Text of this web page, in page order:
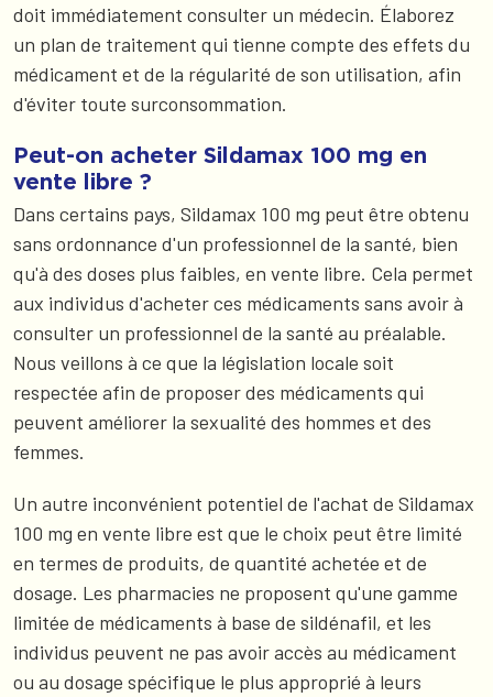
doit immédiatement consulter un médecin. Élaborez
un plan de traitement qui tienne compte des effets du
médicament et de la régularité de son utilisation, afin
d'éviter toute surconsommation.
Peut-on acheter Sildamax 100 mg en
vente libre ?
Dans certains pays, Sildamax 100 mg peut être obtenu
sans ordonnance d'un professionnel de la santé, bien
qu'à des doses plus faibles, en vente libre. Cela permet
aux individus d'acheter ces médicaments sans avoir à
consulter un professionnel de la santé au préalable.
Nous veillons à ce que la législation locale soit
respectée afin de proposer des médicaments qui
peuvent améliorer la sexualité des hommes et des
femmes.
Un autre inconvénient potentiel de l'achat de Sildamax
100 mg en vente libre est que le choix peut être limité
en termes de produits, de quantité achetée et de
dosage. Les pharmacies ne proposent qu'une gamme
limitée de médicaments à base de sildénafil, et les
individus peuvent ne pas avoir accès au médicament
ou au dosage spécifique le plus approprié à leurs